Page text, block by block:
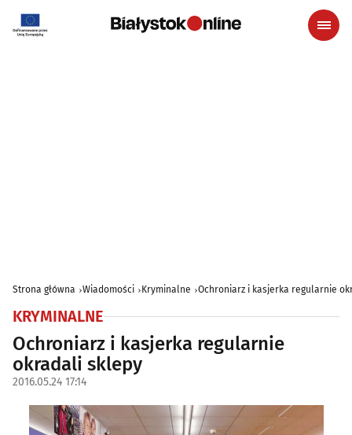
Strona główna Wiadomości Kryminalne Ochroniarz i kasjerka regularnie
KRYMINALNE
Ochroniarz i kasjerka regularnie
okradali sklepy
2016.05.24 17:14